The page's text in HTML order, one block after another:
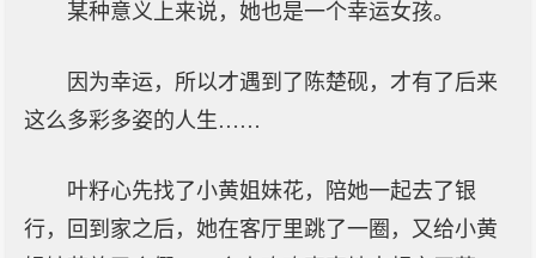
某种意义上来说，她也是一个幸运女孩。
因为幸运，所以才遇到了陈楚砚，才有了后来
这么多彩多姿的人生……
叶籽心先找了小黄姐妹花，陪她一起去了银
行，回到家之后，她在客厅里跳了一圈，又给小黄